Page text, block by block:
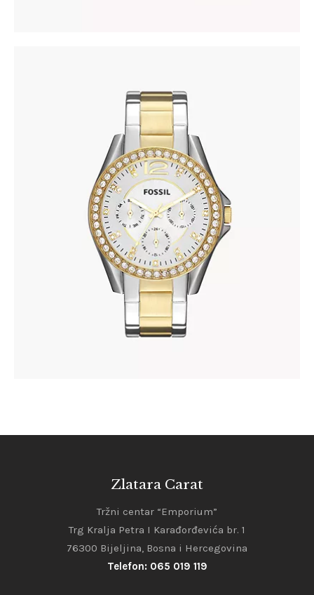
FOSSIL ES3204
690.00 KM
Zlatara Carat
Tržni centar “Emporium”
Trg Kralja Petra I Karađorđevića br. 1
76300 Bijeljina, Bosna i Hercegovina
Telefon: 065 019 119